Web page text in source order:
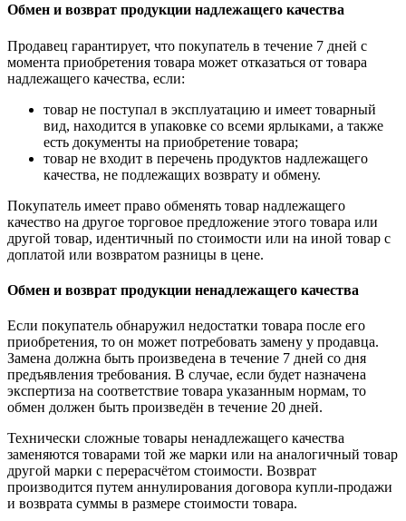
Обмен и возврат продукции надлежащего качества
Продавец гарантирует, что покупатель в течение 7 дней с
момента приобретения товара может отказаться от товара
надлежащего качества, если:
товар не поступал в эксплуатацию и имеет товарный
вид, находится в упаковке со всеми ярлыками, а также
есть документы на приобретение товара;
товар не входит в перечень продуктов надлежащего
качества, не подлежащих возврату и обмену.
Покупатель имеет право обменять товар надлежащего
качество на другое торговое предложение этого товара или
другой товар, идентичный по стоимости или на иной товар с
доплатой или возвратом разницы в цене.
Обмен и возврат продукции ненадлежащего качества
Если покупатель обнаружил недостатки товара после его
приобретения, то он может потребовать замену у продавца.
Замена должна быть произведена в течение 7 дней со дня
предъявления требования. В случае, если будет назначена
экспертиза на соответствие товара указанным нормам, то
обмен должен быть произведён в течение 20 дней.
Технически сложные товары ненадлежащего качества
заменяются товарами той же марки или на аналогичный товар
другой марки с перерасчётом стоимости. Возврат
производится путем аннулирования договора купли-продажи
и возврата суммы в размере стоимости товара.